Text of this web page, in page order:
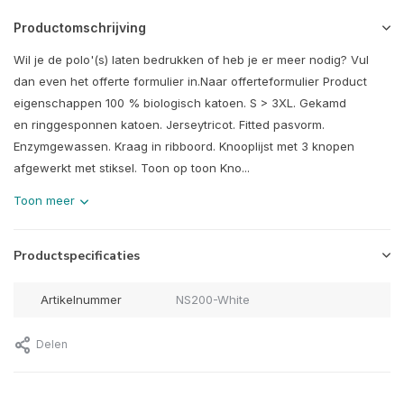
Productomschrijving
Wil je de polo'(s) laten bedrukken of heb je er meer nodig? Vul
dan even het offerte formulier in.Naar offerteformulier Product
eigenschappen 100 % biologisch katoen. S > 3XL. Gekamd
en ringgesponnen katoen. Jerseytricot. Fitted pasvorm.
Enzymgewassen. Kraag in ribboord. Knooplijst met 3 knopen
afgewerkt met stiksel. Toon op toon Kno...
Toon meer
Productspecificaties
Artikelnummer NS200-White
Delen